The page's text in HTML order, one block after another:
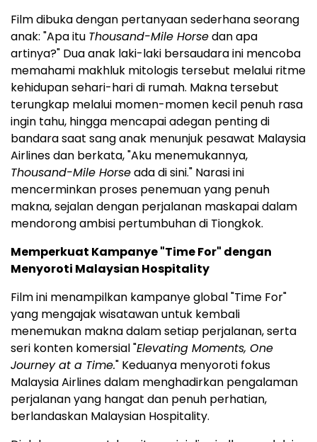
Film dibuka dengan pertanyaan sederhana seorang
anak: "Apa itu Thousand-Mile Horsedan apa
artinya?" Dua anak laki-laki bersaudara ini mencoba
memahami makhluk mitologis tersebut melalui ritme
kehidupan sehari-hari di rumah. Makna tersebut
terungkap melalui momen-momen kecil penuh rasa
ingin tahu, hingga mencapai adegan penting di
bandara saat sang anak menunjuk pesawat Malaysia
Airlines dan berkata, "Aku menemukannya,
Thousand-Mile Horseada di sini." Narasi ini
mencerminkan proses penemuan yang penuh
makna, sejalan dengan perjalanan maskapai dalam
mendorong ambisi pertumbuhan di Tiongkok.
Memperkuat Kampanye "Time For" dengan
Menyoroti Malaysian Hospitality
Film ini menampilkan kampanye global "Time For"
yang mengajak wisatawan untuk kembali
menemukan makna dalam setiap perjalanan, serta
seri konten komersial "Elevating Moments, One
Journey at a Time." Keduanya menyoroti fokus
Malaysia Airlines dalam menghadirkan pengalaman
perjalanan yang hangat dan penuh perhatian,
berlandaskan Malaysian Hospitality.